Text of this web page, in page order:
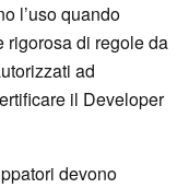
l’uso quando
rigorosa di regole da
ad
il Developer
devono